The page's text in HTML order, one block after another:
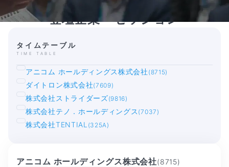
登壇企業・セッション
タイムテーブル
TIME TABLE
アニコム ホールディングス株式会社 (8715)
ダイトロン株式会社(7609)
株式会社ストライダーズ(9816)
株式会社テノ．ホールディングス (7037)
株式会社TENTIAL (325A)
アニコム ホールディングス株式会社(8715)